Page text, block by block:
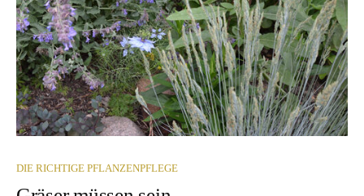
DIE RICHTIGE PFLANZENPFLEGE